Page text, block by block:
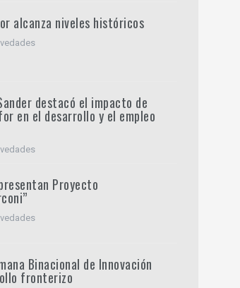
alcanza niveles históricos
destacó el impacto de
en el desarrollo y el empleo
Proyecto
Binacional de Innovación
fronterizo